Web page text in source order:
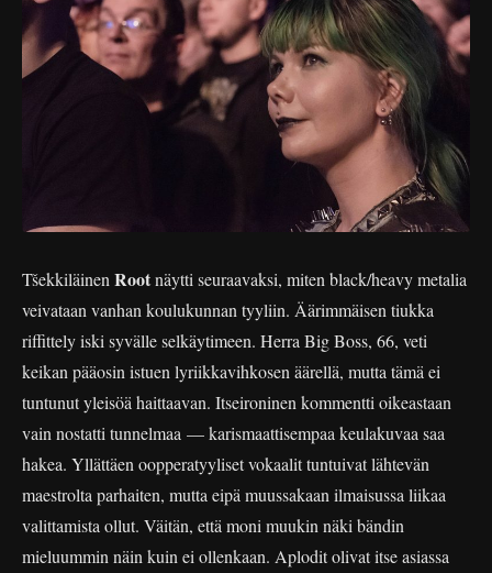
Tšekkiläinen Rootnäytti seuraavaksi, miten black/heavy metalia
veivataan vanhan koulukunnan tyyliin. Äärimmäisen tiukka
riffittely iski syvälle selkäytimeen. Herra Big Boss, 66, veti
keikan pääosin istuen lyriikkavihkosen äärellä, mutta tämä ei
tuntunut yleisöä haittaavan. Itseironinen kommentti oikeastaan
vain nostatti tunnelmaa — karismaattisempaa keulakuvaa saa
hakea. Yllättäen oopperatyyliset vokaalit tuntuivat lähtevän
maestrolta parhaiten, mutta eipä muussakaan ilmaisussa liikaa
valittamista ollut. Väitän, että moni muukin näki bändin
mieluummin näin kuin ei ollenkaan. Aplodit olivat itse asiassa